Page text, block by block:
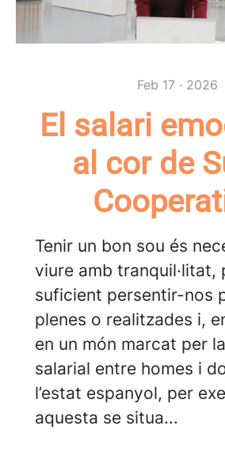
Feb 17 · 2026
El salari
al cor de
Tenir un bon sou és
viure amb tranquil·litat,
suficient persentir-nos
plenes o realitzades i,
en un món marcat per
salarial entre homes i
l’estat espanyol, per
aquesta se situa...